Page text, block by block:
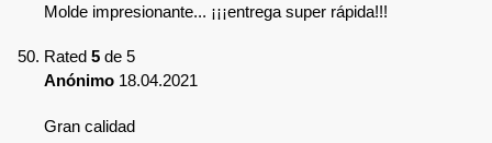
Molde impresionante... ¡¡¡entrega super rápida!!!
Rated 5 de 5
Anónimo 18.04.2021
Gran calidad